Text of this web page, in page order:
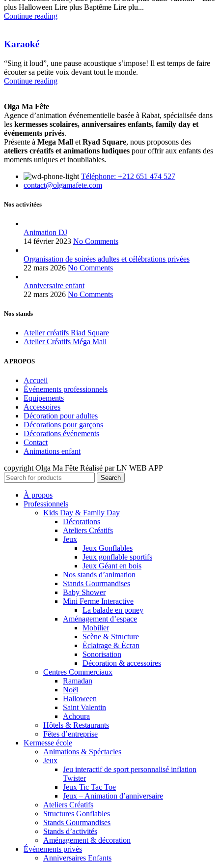
plus Halloween Lire plus Baptême Lire plu...
Continue reading
Karaoké
“Sing it loud”, une pause acoustique s’impose! Il est temps de faire
écouter sa petite voix devant tout le monde.
Continue reading
Olga Ma Fête
Agence d’animation événementielle basée à Rabat, spécialisée dans
les kermesses scolaires, anniversaires enfants, family day et
événements privés.
Présente à Mega Mall et Ryad Square, nous proposons des
ateliers créatifs et animations ludiques pour offrir aux enfants des
moments uniques et inoubliables.
Téléphone: +212 651 474 527
contact@olgamafete.com
Nos activitées
Animation DJ
14 février 2023 No Comments
Organisation de soirées adultes et célébrations privées
22 mars 2026 No Comments
Anniversaire enfant
22 mars 2026 No Comments
Nos stands
Atelier créatifs Riad Square
Atelier Créatifs Méga Mall
A PROPOS
Accueil
Événements professionnels
Equipements
Accessoires
Décoration pour adultes
Décorations pour garçons
Décorations événements
Contact
Animations enfant
copyright Olga Ma Fête Réalisé par LN WEB APP
Search
À propos
Professionnels
Kids Day & Family Day
Décorations
Ateliers Créatifs
Jeux
Jeux Gonflables
Jeux gonflable sportifs
Jeux Géant en bois
Nos stands d’animation
Stands Gourmandises
Baby Shower
Mini Ferme Interactive
La balade en poney
Aménagement d’espace
Mobilier
Scène & Structure
Éclairage & Écran
Sonorisation
Décoration & accessoires
Centres Commerciaux
Ramadan
Noël
Halloween
Saint Valentin
Achoura
Hôtels & Restaurants
Fêtes d’entreprise
Kermesse école
Animations & Spéctacles
Jeux
Jeu interactif de sport personnalisé inflation
Twister
Jeux Tic Tac Toe
Jeux – Animation d’anniversaire
Ateliers Créatifs
Structures Gonflables
Stands Gourmandises
Stands d’activités
Aménagement & décoration
Événements privés
Anniversaires Enfants